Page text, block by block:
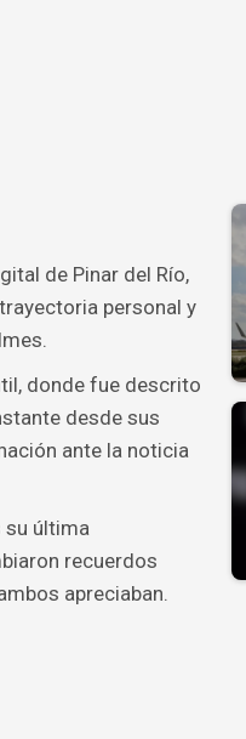
de Pinar del Río,
personal y
donde fue descrito
desde sus
ante la noticia
su última
recuerdos
apreciaban.